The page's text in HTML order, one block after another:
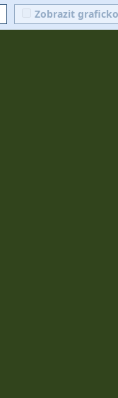
Zobrazit